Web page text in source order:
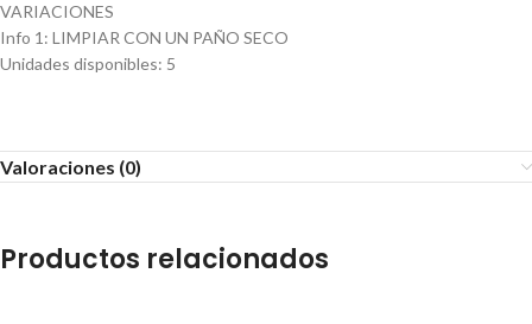
VARIACIONES
Info 1 : LIMPIAR CON UN PAÑO SECO
Unidades disponibles: 5
Valoraciones (0)
Productos relacionados